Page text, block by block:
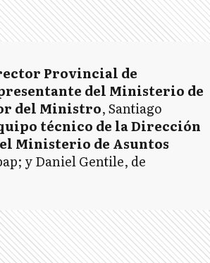
Provincial de
del Ministerio de
del Ministro, Santiago
técnico de la Dirección
Ministerio de Asuntos
y Daniel Gentile, de